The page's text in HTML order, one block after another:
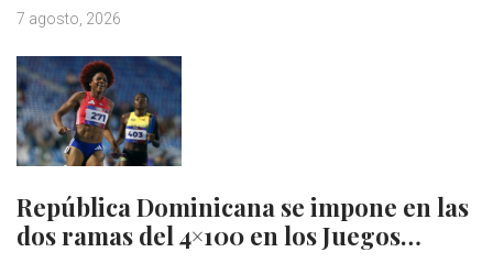
7 agosto, 2026
República Dominicana se impone en las
dos ramas del 4×100 en los Juegos…